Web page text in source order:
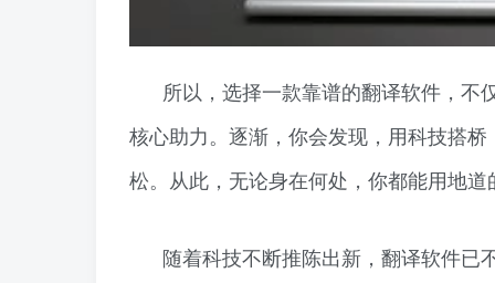
所以，选择一款靠谱的翻译软件，不
核心助力。逐渐，你会发现，用科技搭
松。从此，无论身在何处，你都能用地
随着科技不断推陈出新，翻译软件已